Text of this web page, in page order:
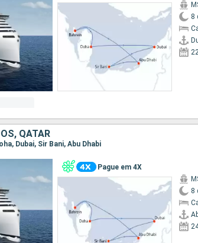
8
QATAR
Dubai, Sir Bani, Abu Dhabi
Pague em 4X
8